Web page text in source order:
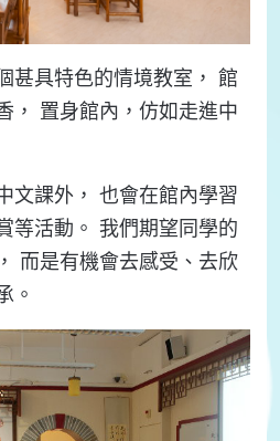
甚具特色的情境教室， 館
， 置身館內，仿如走進中
文課外， 也會在館內學習
等活動。 我們期望同學的
而是有機會去感受、去欣
。